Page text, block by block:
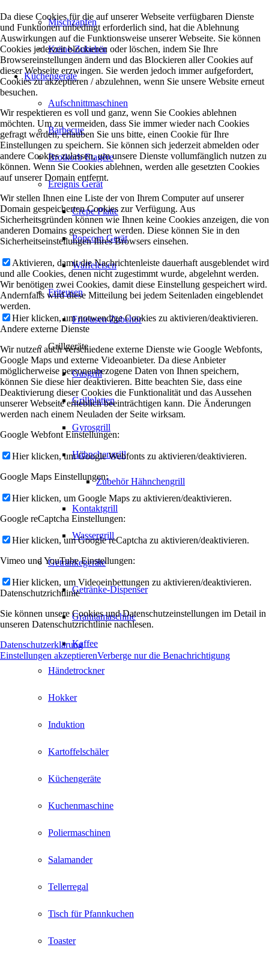
Mischzapfen
Kräne-Zubehör
Küchengeräte
Aufschnittmaschinen
Barbecue
Brotkorb Etagère
Ereignis Gerät
Crepe Platte
Popcorn Gerät
Waffeleisen
Friteusen
Friteusen Zubehör
Grillgeräte
Gasgrill
Grillplatten
Gyrosgrill
Hähnchengrill
Zubehör Hähnchengrill
Kontaktgrill
Wassergrill
Getränkegeräte
Getränke-Dispenser
Granitamaschine
Kaffee
Händetrockner
Hokker
Induktion
Kartoffelschäler
Küchengeräte
Kuchenmaschine
Poliermaschinen
Salamander
Tellerregal
Tisch für Pfannkuchen
Toaster
Da diese Cookies für die auf unserer Webseite verfügbaren Dienste
und Funktionen unbedingt erforderlich sind, hat die Ablehnung
Auswirkungen auf die Funktionsweise unserer Webseite. Sie können
Cookies jederzeit blockieren oder löschen, indem Sie Ihre
Browsereinstellungen ändern und das Blockieren aller Cookies auf
dieser Webseite erzwingen. Sie werden jedoch immer aufgefordert,
Cookies zu akzeptieren / abzulehnen, wenn Sie unsere Website erneut
besuchen.
Wir respektieren es voll und ganz, wenn Sie Cookies ablehnen
möchten. Um zu vermeiden, dass Sie immer wieder nach Cookies
gefragt werden, erlauben Sie uns bitte, einen Cookie für Ihre
Einstellungen zu speichern. Sie können sich jederzeit abmelden oder
andere Cookies zulassen, um unsere Dienste vollumfänglich nutzen zu
können. Wenn Sie Cookies ablehnen, werden alle gesetzten Cookies
auf unserer Domain entfernt.
Wir stellen Ihnen eine Liste der von Ihrem Computer auf unserer
Domain gespeicherten Cookies zur Verfügung. Aus
Sicherheitsgründen können wie Ihnen keine Cookies anzeigen, die von
anderen Domains gespeichert werden. Diese können Sie in den
Sicherheitseinstellungen Ihres Browsers einsehen.
Aktivieren, damit die Nachrichtenleiste dauerhaft ausgeblendet wird
und alle Cookies, denen nicht zugestimmt wurde, abgelehnt werden.
Wir benötigen zwei Cookies, damit diese Einstellung gespeichert wird.
Andernfalls wird diese Mitteilung bei jedem Seitenladen eingeblendet
werden.
Hier klicken, um notwendige Cookies zu aktivieren/deaktivieren.
Andere externe Dienste
Wir nutzen auch verschiedene externe Dienste wie Google Webfonts,
Google Maps und externe Videoanbieter. Da diese Anbieter
möglicherweise personenbezogene Daten von Ihnen speichern,
können Sie diese hier deaktivieren. Bitte beachten Sie, dass eine
Deaktivierung dieser Cookies die Funktionalität und das Aussehen
unserer Webseite erheblich beeinträchtigen kann. Die Änderungen
werden nach einem Neuladen der Seite wirksam.
Google Webfont Einstellungen:
Hier klicken, um Google Webfonts zu aktivieren/deaktivieren.
Google Maps Einstellungen:
Hier klicken, um Google Maps zu aktivieren/deaktivieren.
Google reCaptcha Einstellungen:
Hier klicken, um Google reCaptcha zu aktivieren/deaktivieren.
Vimeo und YouTube Einstellungen:
Hier klicken, um Videoeinbettungen zu aktivieren/deaktivieren.
Datenschutzrichtlinie
Sie können unsere Cookies und Datenschutzeinstellungen im Detail in
unseren Datenschutzrichtlinie nachlesen.
Datenschutzerklärung
Einstellungen akzeptierenVerberge nur die Benachrichtigung